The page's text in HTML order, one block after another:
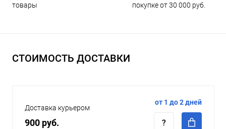
товары
покупке от 30 000 руб.
СТОИМОСТЬ ДОСТАВКИ
Доставка курьером
900 руб.
от 1 до 2 дней